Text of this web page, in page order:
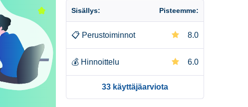
Sisällys: Pisteemme:
📋 Perustoiminnot 8.0
💰 Hinnoittelu 6.0
33 käyttäjäarviota